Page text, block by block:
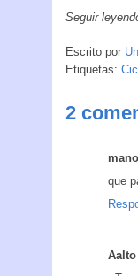
Seguir
Escrito por
Etiquetas:
2
que
Aalto